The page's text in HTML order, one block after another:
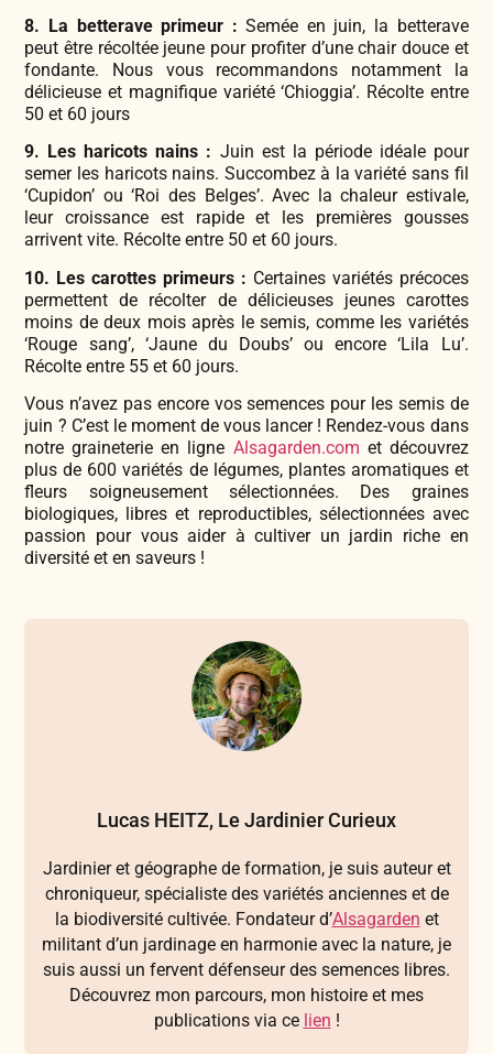
8. La betterave primeur : Semée en juin, la betterave
peut être récoltée jeune pour profiter d’une chair douce et
fondante. Nous vous recommandons notamment la
délicieuse et magnifique variété ‘Chioggia’. Récolte entre
50 et 60 jours
9. Les haricots nains : Juin est la période idéale pour
semer les haricots nains. Succombez à la variété sans fil
‘Cupidon’ ou ‘Roi des Belges’. Avec la chaleur estivale,
leur croissance est rapide et les premières gousses
arrivent vite. Récolte entre 50 et 60 jours.
10. Les carottes primeurs : Certaines variétés précoces
permettent de récolter de délicieuses jeunes carottes
moins de deux mois après le semis, comme les variétés
‘Rouge sang’, ‘Jaune du Doubs’ ou encore ‘Lila Lu’.
Récolte entre 55 et 60 jours.
Vous n’avez pas encore vos semences pour les semis de
juin ? C’est le moment de vous lancer ! Rendez-vous dans
notre graineterie en ligne Alsagarden.com et découvrez
plus de 600 variétés de légumes, plantes aromatiques et
fleurs soigneusement sélectionnées. Des graines
biologiques, libres et reproductibles, sélectionnées avec
passion pour vous aider à cultiver un jardin riche en
diversité et en saveurs !
Lucas HEITZ, Le Jardinier Curieux
Jardinier et géographe de formation, je suis auteur et
chroniqueur, spécialiste des variétés anciennes et de
la biodiversité cultivée. Fondateur d’Alsagarden et
militant d’un jardinage en harmonie avec la nature, je
suis aussi un fervent défenseur des semences libres.
Découvrez mon parcours, mon histoire et mes
publications via ce lien !